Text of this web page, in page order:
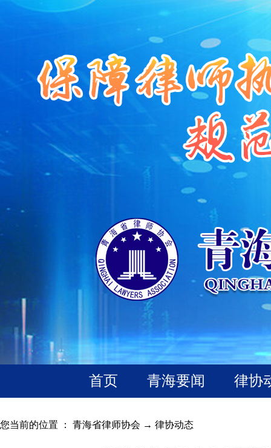
首页 青海要闻 律协
您当前的位置 ： 青海省律师协会 → 律协动态